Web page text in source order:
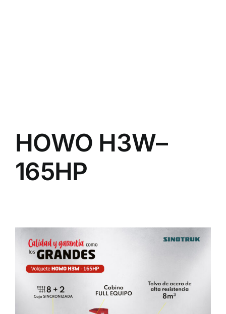
HOWO H3W–
165HP